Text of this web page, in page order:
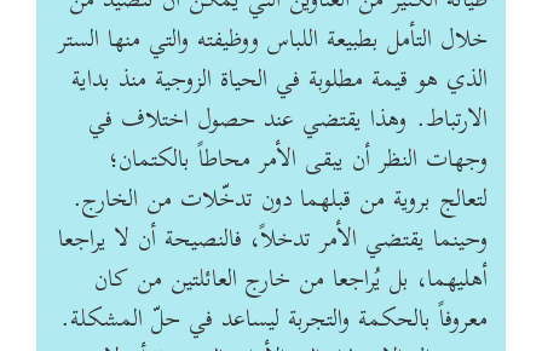
خلال التأمل بطبيعة اللباس ووظيفته والتي منها الستر
الذي هو قيمة مطلوبة في الحياة الزوجية منذ بداية
الارتباط. وهذا يقتضي عند حصول اختلاف في
وجهات النظر أن يبقى الأمر محاطاً بالكتمان؛
لتعالج بروية من قبلهما دون تدخّلات من الخارج.
وحينما يقتضي الأمر تدخلاً، فالنصيحة أن لا يراجعا
أهليهما، بل يُراجعا من خارج العائلتين من كان
معروفاً بالحكمة والتجربة ليساعد في حلّ المشكلة.